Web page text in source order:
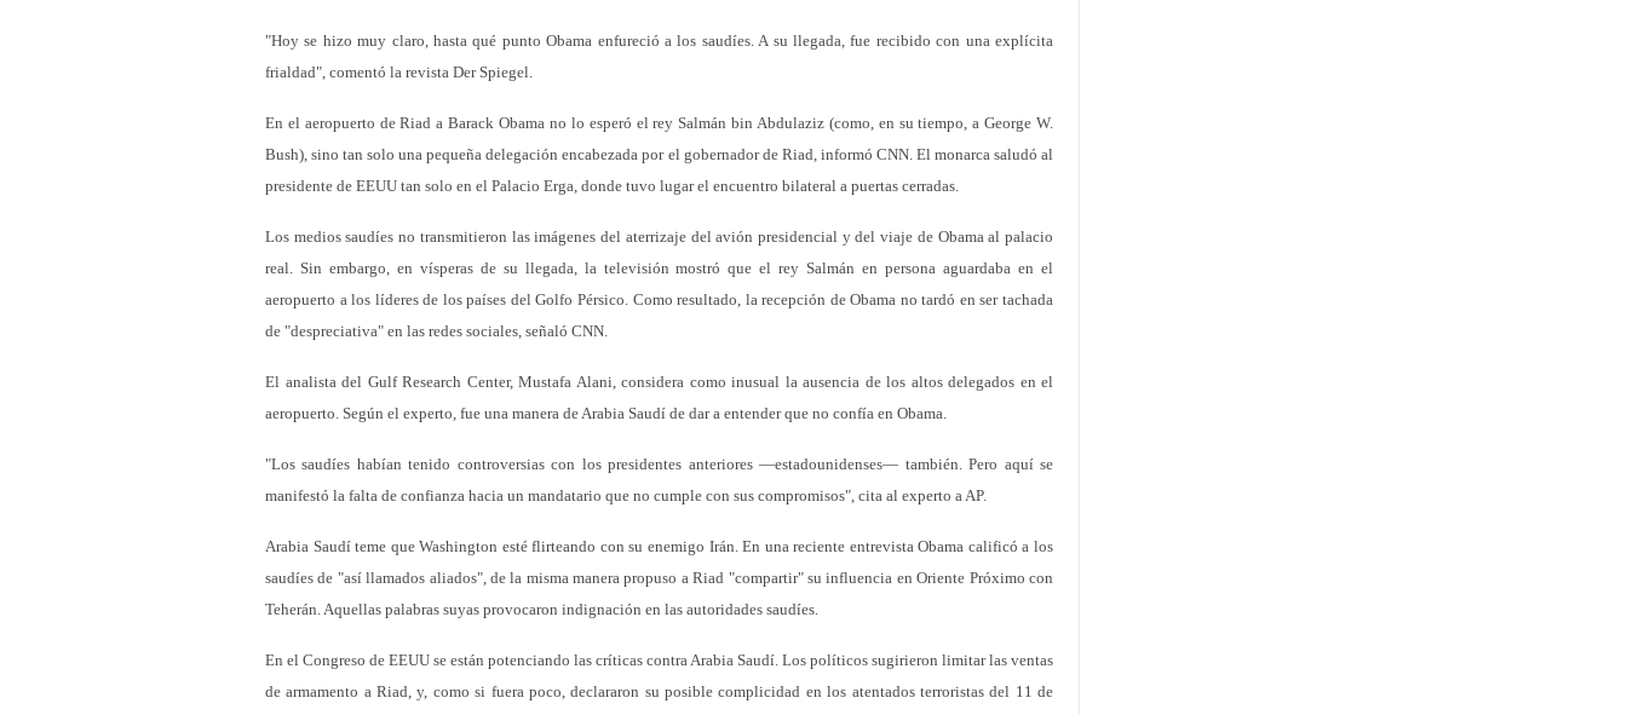
"Hoy se hizo muy claro, hasta qué punto Obama enfureció a los saudíes. A su llegada, fue recibido con una explícita
frialdad", comentó la revista Der Spiegel.
En el aeropuerto de Riad a Barack Obama no lo esperó el rey Salmán bin Abdulaziz (como, en su tiempo, a George W.
Bush), sino tan solo una pequeña delegación encabezada por el gobernador de Riad, informó CNN. El monarca saludó al
presidente de EEUU tan solo en el Palacio Erga, donde tuvo lugar el encuentro bilateral a puertas cerradas.
Los medios saudíes no transmitieron las imágenes del aterrizaje del avión presidencial y del viaje de Obama al palacio
real. Sin embargo, en vísperas de su llegada, la televisión mostró que el rey Salmán en persona aguardaba en el
aeropuerto a los líderes de los países del Golfo Pérsico. Como resultado, la recepción de Obama no tardó en ser tachada
de "despreciativa" en las redes sociales, señaló CNN.
El analista del Gulf Research Center, Mustafa Alani, considera como inusual la ausencia de los altos delegados en el
aeropuerto. Según el experto, fue una manera de Arabia Saudí de dar a entender que no confía en Obama.
"Los saudíes habían tenido controversias con los presidentes anteriores —estadounidenses— también. Pero aquí se
manifestó la falta de confianza hacia un mandatario que no cumple con sus compromisos", cita al experto a AP.
Arabia Saudí teme que Washington esté flirteando con su enemigo Irán. En una reciente entrevista Obama calificó a los
saudíes de "así llamados aliados", de la misma manera propuso a Riad "compartir" su influencia en Oriente Próximo con
Teherán. Aquellas palabras suyas provocaron indignación en las autoridades saudíes.
En el Congreso de EEUU se están potenciando las críticas contra Arabia Saudí. Los políticos sugirieron limitar las ventas
de armamento a Riad, y, como si fuera poco, declararon su posible complicidad en los atentados terroristas del 11 de